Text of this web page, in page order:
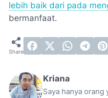
lebih baik dari pada
bermanfaat.
Kriana
Saya hanya orang